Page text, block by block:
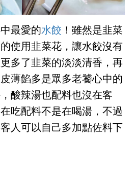
最愛的水餃 ！雖然是韭菜
使用韭菜花，讓水餃沒有
多了韭菜的淡淡清香，再
薄餡多是眾多老饕心中的
酸辣湯也配料也沒在客
吃配料不是在喝湯，不過
人可以自己多加點佐料下